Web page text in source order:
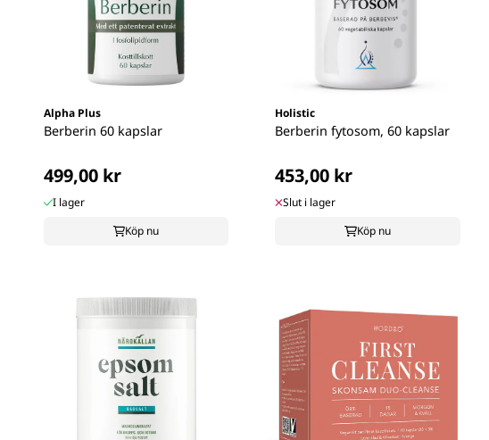
Alpha Plus
Berberin 60 kapslar
499,00 kr
I lager
Köp nu
Holistic
Berberin fytosom, 60 kapslar
453,00 kr
Slut i lager
Köp nu